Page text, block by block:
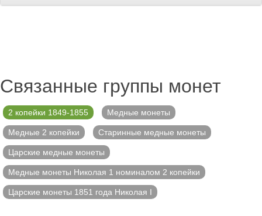
Связанные группы монет
2 копейки 1849-1855 Медные монеты
Медные 2 копейки Старинные медные монеты
Царские медные монеты
Медные монеты Николая 1 номиналом 2 копейки
Царские монеты 1851 года Николая I